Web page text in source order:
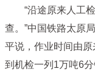
“沿途原来人工
查。”中国铁路太原
平说，作业时间由
到机检一列1万吨6